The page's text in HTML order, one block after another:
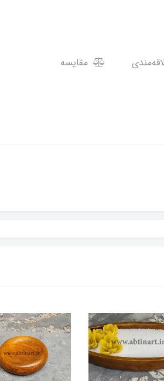
مقایسه